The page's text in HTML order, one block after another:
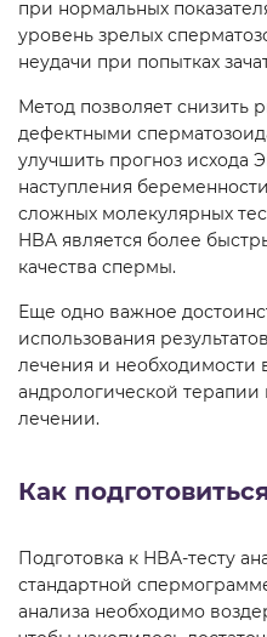
при нормальных
уровень зрелых
неудачи при попытках
Метод позволяет снизить
дефектными
улучшить прогноз исхода
наступления
сложных молекулярных
HBA является более
качества спермы.
Еще одно важное
использования
лечения и необходимости
андрологической
лечении.
Как
Подготовка к HBA-тесту
стандартной
анализа необходимо